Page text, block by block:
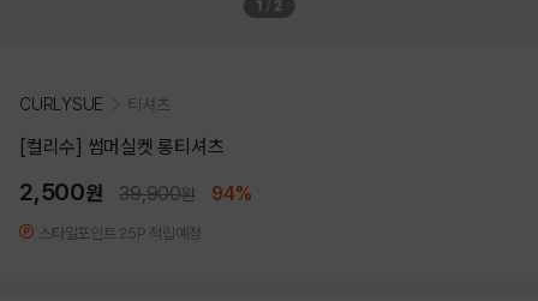
1 2
CURLYSUE 티셔츠
[컬리수] 썸머실켓 롱티셔츠
2,500원 39,900원 94%
스타일포인트 25P 적립예정